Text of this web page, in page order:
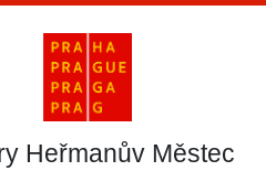
Heřmanův Městec